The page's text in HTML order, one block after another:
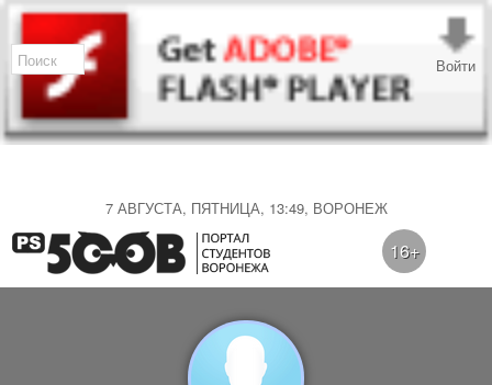
7 АВГУСТА, ПЯТНИЦА, 13:49, ВОРОНЕЖ
Войти
16+